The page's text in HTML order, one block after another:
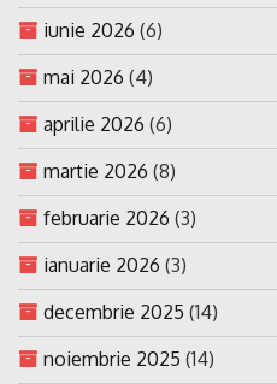
iunie 2026 (6)
mai 2026 (4)
aprilie 2026 (6)
martie 2026 (8)
februarie 2026 (3)
ianuarie 2026 (3)
decembrie 2025 (14)
noiembrie 2025 (14)